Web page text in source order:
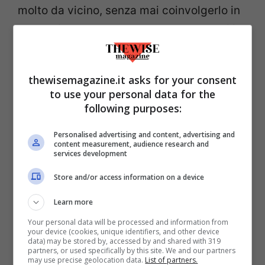
molto da vicino, senza mai coinvolgerlo in
modo diretto. Ma soprattutto, sono stati i
tentativi di rafforzare le già citate Forze di
autodifesa nazionali a
internazionali.
ha deciso di ritirarsi dalla politica,
adducendo motivi di salute e privati. Ma
dalle retrovie non ha mai smesso di
sostenere l’ala più nazionalista del Partito.
Un passato difficile da
dimenticare
thewisemagazine.it asks for your consent
to use your personal data for the
following purposes:
Personalised advertising and content, advertising and
content measurement, audience research and
services development
Store and/or access information on a device
Learn more
Your personal data will be processed and information from
your device (cookies, unique identifiers, and other device
data) may be stored by, accessed by and shared with 319
partners, or used specifically by this site. We and our partners
may use precise geolocation data. List of partners.